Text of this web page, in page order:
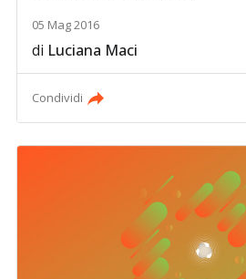
05 Mag 2016
di Luciana Maci
Condividi